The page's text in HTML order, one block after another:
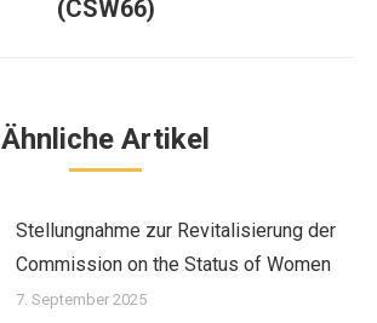
post:
(CSW66)
Ähnliche Artikel
Stellungnahme zur Revitalisierung der
Commission on the Status of Women
7. September 2025